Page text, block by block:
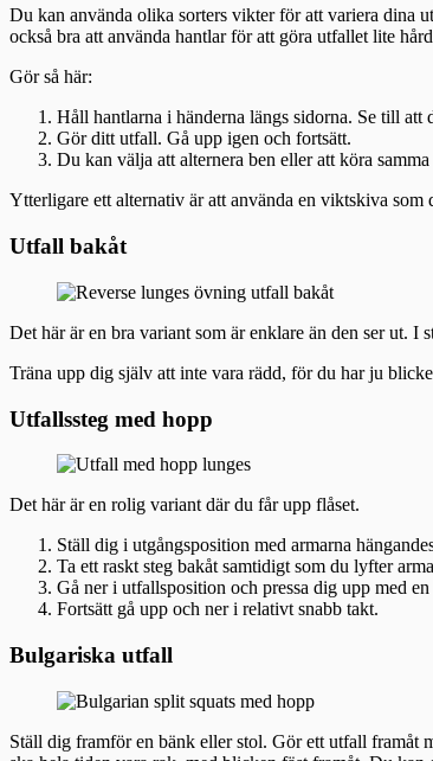
Du kan använda olika sorters vikter för att variera dina
också bra att använda hantlar för att göra utfallet lite
Gör så här:
Håll hantlarna i händerna längs sidorna. Se till
Gör ditt utfall. Gå upp igen och fortsätt.
Du kan välja att alternera ben eller att köra
Ytterligare ett alternativ är att använda en viktskiva
Utfall bakåt
Det här är en bra variant som är enklare än den ser ut. I
Träna upp dig själv att inte vara rädd, för du har ju
Utfallssteg med hopp
Det här är en rolig variant där du får upp flåset.
Ställ dig i utgångsposition med armarna
Ta ett raskt steg bakåt samtidigt som du lyfter
Gå ner i utfallsposition och pressa dig upp med
Fortsätt gå upp och ner i relativt snabb takt.
Bulgariska utfall
Ställ dig framför en bänk eller stol. Gör ett utfall framåt